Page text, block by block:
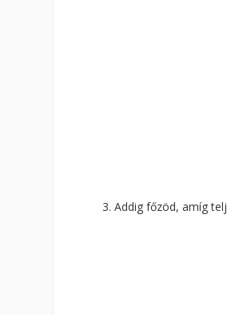
Addig főzöd, amíg